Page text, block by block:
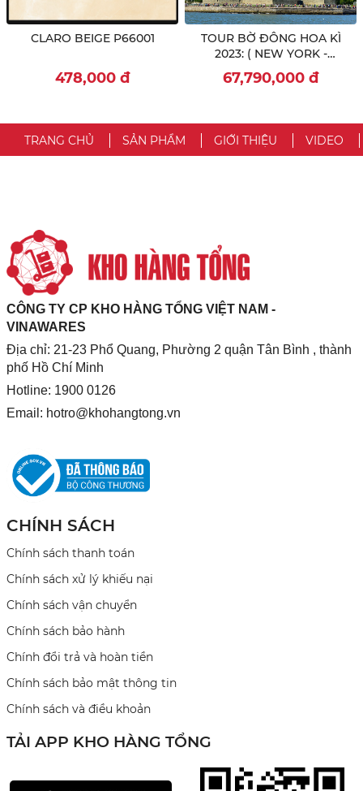
CLARO BEIGE P66001
478,000 đ
TOUR BỜ ĐÔNG HOA KÌ
2023: ( NEW YORK -
PHILADELPHIA -
WASHINGTON DC )
67,790,000 đ
TRANG CHỦ SẢN PHẨM GIỚI THIỆU VIDEO
CÔNG TY CP KHO HÀNG TỔNG VIỆT NAM -
VINAWARES
Địa chỉ: 21-23 Phổ Quang, Phường 2 quận Tân Bình , thành
phố Hồ Chí Minh
Hotline: 1900 0126
Email: hotro@khohangtong.vn
CHÍNH SÁCH
Chính sách thanh toán
Chính sách xử lý khiếu nại
Chính sách vận chuyển
Chính sách bảo hành
Chính đổi trả và hoàn tiền
Chính sách bảo mật thông tin
Chính sách và điều khoản
TẢI APP KHO HÀNG TỔNG